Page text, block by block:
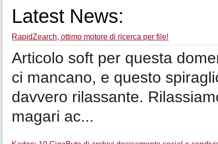
Latest News:
RapidZearch, ottimo motore di ricerca per file!
Articolo soft per questa
ci mancano, e questo
davvero rilassante.
magari ac...